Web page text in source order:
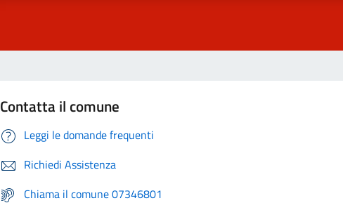
Contatta il comune
Leggi le domande frequenti
Richiedi Assistenza
Chiama il comune 07346801